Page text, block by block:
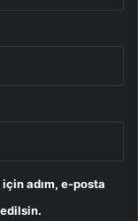
adım, e-posta